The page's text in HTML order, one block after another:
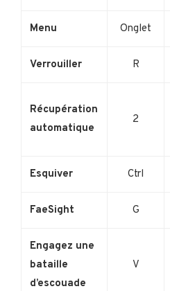
Menu Onglet
Verrouiller R
Récupération
automatique
2
Esquiver Ctrl
FaeSight G
Engagez une
bataille
d’escouade
V